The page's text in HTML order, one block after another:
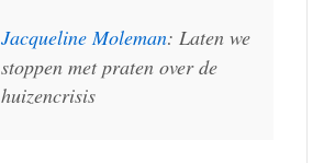
Jacqueline Moleman: Laten we
stoppen met praten over de
huizencrisis